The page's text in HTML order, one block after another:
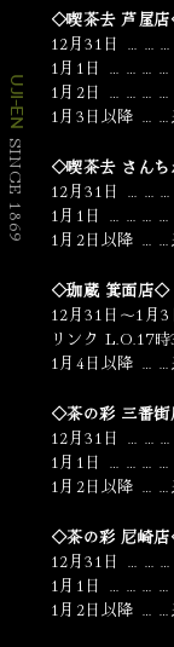
UJI-EN
SINCE 1869
◇喫茶去 芦屋
12月31日
1月1日
1月2日
1月3日以降 ……
◇喫茶去 さん
12月31日 ………
1月1日
1月2日以降 ……
◇珈蔵 箕面店◇
12月31日～1
リンク L.O.17時
1月4日以降 ……
◇茶の彩 三番
12月31日 ………
1月1日
1月2日以降 ……
◇茶の彩 尼崎
12月31日 ………
1月1日
1月2日以降 ……